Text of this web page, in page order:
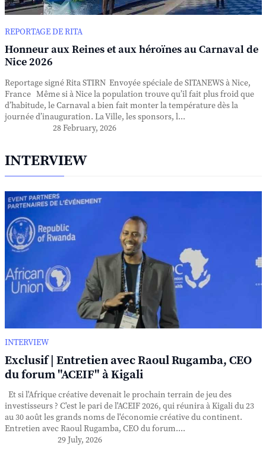
REPORTAGE DE RITA
Honneur aux Reines et aux héroïnes au Carnaval de
Nice 2026
Reportage signé Rita STIRN Envoyée spéciale de SITANEWS à Nice,
France Même si à Nice la population trouve qu’il fait plus froid que
d’habitude, le Carnaval a bien fait monter la température dès la
journée d’inauguration. La Ville, les sponsors, l...
28 February, 2026
INTERVIEW
INTERVIEW
Exclusif | Entretien avec Raoul Rugamba, CEO
du forum "ACEIF" à Kigali
Et si l'Afrique créative devenait le prochain terrain de jeu des
investisseurs ? C'est le pari de l'ACEIF 2026, qui réunira à Kigali du 23
au 30 août les grands noms de l'économie créative du continent.
Entretien avec Raoul Rugamba, CEO du forum....
29 July, 2026